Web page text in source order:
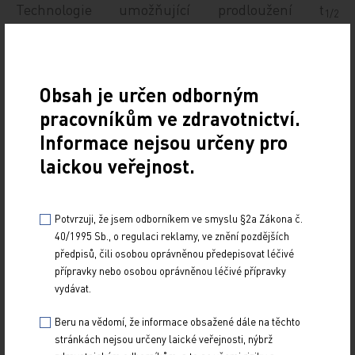
Technologie umožňující prodloužení t 1/2
sloučí s proteinem s mnohem delším t
konkrétně s Fc fragmentem lidského neonatálního
imunoglobulinu G nebo s rekombinantním
lidským albuminem [14].
u rFIX, je závislost t1/2FVIII na­vázaného z 95–98 %
v krevním oběhu na clearance von Willebrandova
faktoru [21,22], jehož t 1/2je 12–20 ho­din [23,24].
V některých zemích jsou tyto přípravky k dispozici
od roku 2014. V České republice zatím pokračují
Obsah je určen odborným
pracovníkům ve zdravotnictví.
Informace nejsou určeny pro
laickou veřejnost.
Potvrzuji, že jsem odborníkem ve smyslu §2a Zákona č.
40/1995 Sb., o regulaci reklamy, ve znění pozdějších
předpisů, čili osobou oprávněnou předepisovat léčivé
přípravky nebo osobou oprávněnou léčivé přípravky
vydávat.
Beru na vědomí, že informace obsažené dále na těchto
stránkách nejsou určeny laické veřejnosti, nýbrž